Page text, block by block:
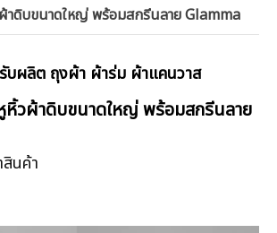
าดิบขนาดใหญ่ พร้อมสกรีนลาย Glamma
รับผลิต ถุงผ้า ผ้าร่ม ผ้าแคนวาส
หิ้วผ้าดิบขนาดใหญ่ พร้อมสกรีนลาย
นค้า